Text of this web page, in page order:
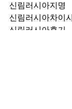
신림러시아지명
신림러시아차이
신림러시아후기